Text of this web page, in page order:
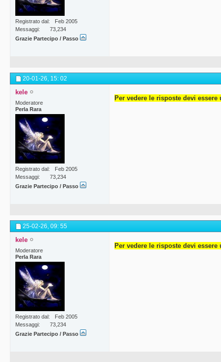
Registrato dal
Feb 2005
Messaggi
73,234
Grazie Partecipo / Passo
20-01-26, 15: 02
kele
Moderatore
Perla Rara
Registrato dal
Feb 2005
Messaggi
73,234
Grazie Partecipo / Passo
Per vedere le risposte devi essere
25-02-26, 09: 55
kele
Moderatore
Perla Rara
Registrato dal
Feb 2005
Messaggi
73,234
Grazie Partecipo / Passo
Per vedere le risposte devi